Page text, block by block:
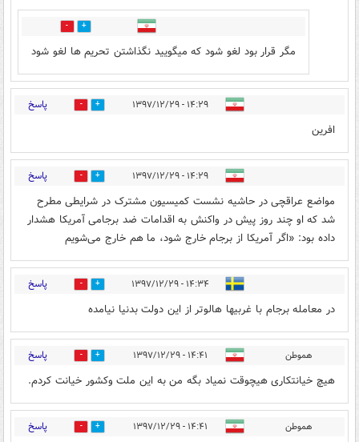
4
مگر قرار بود لغو شود که میگویید نگذاشتن تحریم ها لغو شود
۱۴:۲۹ - ۱۳۹۷/۱۲/۲۹ 7 پاسخ
افرین
۱۴:۲۹ - ۱۳۹۷/۱۲/۲۹ 10 پاسخ
مواضع عراقچی در حاشیه نشست کمیسیون مشترک در شرایطی مطرح
شد که او چند روز پیش در واکنش به اقدامات ضد برجامی آمریکا هشدار
داده بود: «اگر آمریکا از برجام خارج شود، ما هم خارج می‌شویم
۱۴:۳۴ - ۱۳۹۷/۱۲/۲۹ 18 پاسخ
در معامله برجام با غربیها هالوتر از این دولت بدنیا نیامده
هموطن ۱۴:۴۱ - ۱۳۹۷/۱۲/۲۹ 18 پاسخ
هیچ خیانتکاری هیچوقت نمیاد بگه من به این ملت وکشور خیانت کردم.
هموطن ۱۴:۴۱ - ۱۳۹۷/۱۲/۲۹ 12 پاسخ